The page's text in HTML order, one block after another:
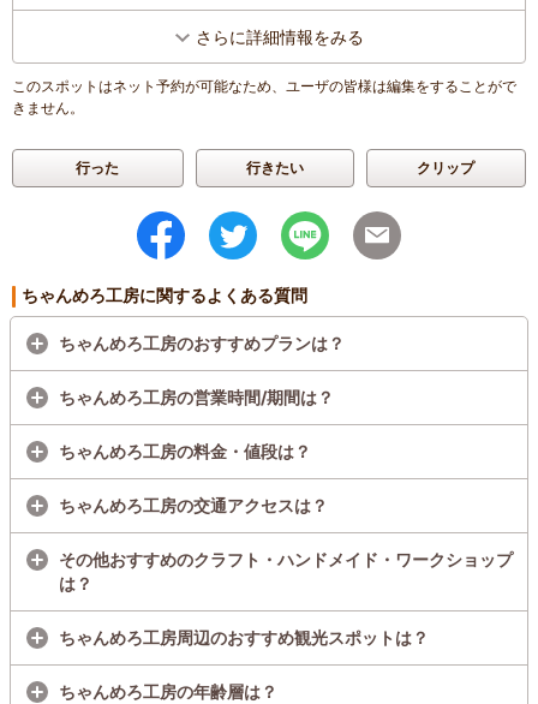
さらに詳細情報をみる
このスポットはネット予約が可能なため、ユーザの皆様は編集をすることがで
きません。
行った 行きたい クリップ
ちゃんめろ工房に関するよくある質問
ちゃんめろ工房のおすすめプランは？
ちゃんめろ工房の営業時間/期間は？
ちゃんめろ工房の料金・値段は？
ちゃんめろ工房の交通アクセスは？
その他おすすめのクラフト・ハンドメイド・ワークショップ
は？
ちゃんめろ工房周辺のおすすめ観光スポットは？
ちゃんめろ工房の年齢層は？